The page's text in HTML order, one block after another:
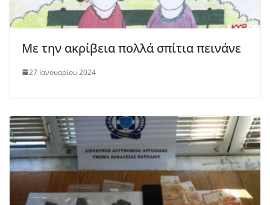
Με την ακρίβεια πολλά σπίτια πεινάνε
27 Ιανουαρίου 2024